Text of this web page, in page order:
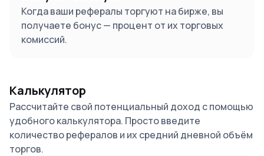
Когда ваши рефералы торгуют на бирже, вы
получаете бонус — процент от их торговых
комиссий.
Калькулятор
Рассчитайте свой потенциальный доход с помощью
удобного калькулятора. Просто введите
количество рефералов и их средний дневной объём
торгов.